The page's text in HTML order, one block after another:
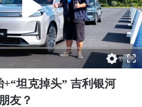
坦克掉头” 吉利银河
友？